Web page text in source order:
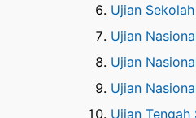
Ujian
Ujian
Ujian
Ujian
Ujian Tengah